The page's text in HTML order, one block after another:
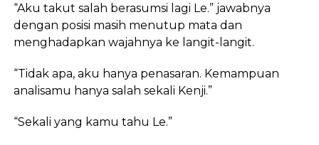
“Aku takut salah berasumsi lagi Le.” jawabnya
dengan posisi masih menutup mata dan
menghadapkan wajahnya ke langit-langit.
“Tidak apa, aku hanya penasaran. Kemampuan
analisamu hanya salah sekali Kenji.”
“Sekali yang kamu tahu Le.”